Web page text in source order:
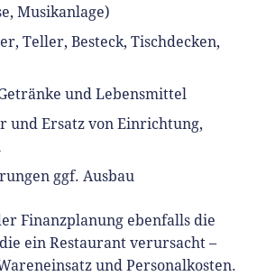
Musikanlage)
Teller, Besteck, Tischdecken,
und Lebensmittel
und Ersatz von Einrichtung,
ggf. Ausbau
Finanzplanung ebenfalls die
ein Restaurant verursacht –
und Personalkosten.